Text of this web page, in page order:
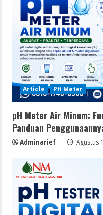
Article PH Meter
pH Meter Air Minum:
Panduan
Adminarief Agustus